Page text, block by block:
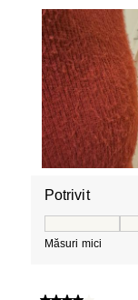
Potrivit
Măsuri mici